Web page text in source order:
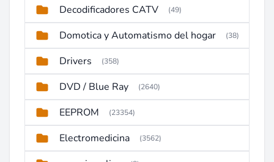
Decodificadores CATV (49)
Domotica y Automatismo del hogar (38)
Drivers (358)
DVD / Blue Ray (2640)
EEPROM (23354)
Electromedicina (3562)